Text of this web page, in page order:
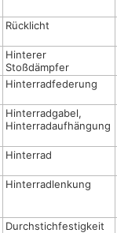
Rücklicht
Hinterer
Stoßdämpfer
Hinterradfederung
Hinterradgabel,
Hinterradaufhängung
Hinterrad
Hinterradlenkung
Durchstichfestigkeit